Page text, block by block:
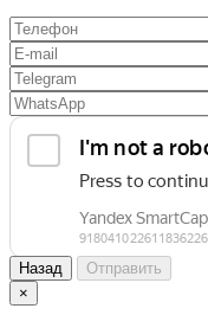
Назад
Отправить
×